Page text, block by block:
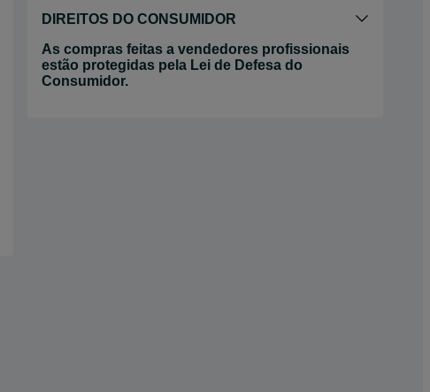
DIREITOS DO CONSUMIDOR
As compras feitas a vendedores profissionais
estão protegidas pela Lei de Defesa do
Consumidor.